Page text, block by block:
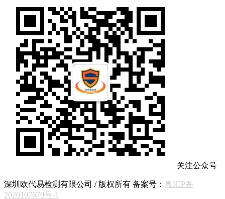
关注公众号
深圳欧代易检测有限公司 / 版权所有 备案号： 粤ICP备
2020107679号-1